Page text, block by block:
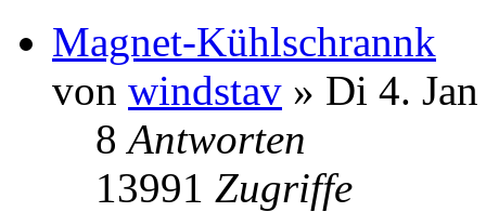
Magnet-Kühlschrannk
von windstav » Di 4.
8Antworten
13991 Zugriffe